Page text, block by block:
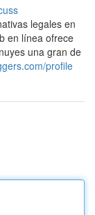
legales en
en línea ofrece
una gran de
profile